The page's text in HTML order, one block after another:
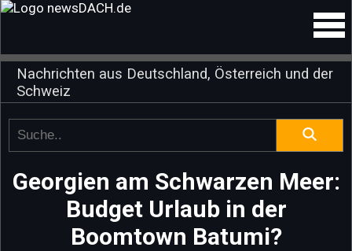
Nachrichten aus Deutschland, Österreich und der
Schweiz
Georgien am Schwarzen Meer:
Budget Urlaub in der
Boomtown Batumi?